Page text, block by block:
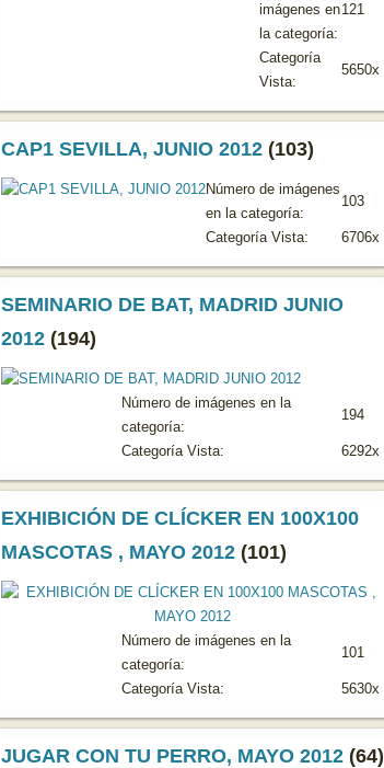
imágenes en
la categoría:
121
Categoría
Vista:
5650x
CAP1 SEVILLA, JUNIO 2012 (103)
Número de imágenes
en la categoría:
103
Categoría Vista: 6706x
SEMINARIO DE BAT, MADRID JUNIO
2012 (194)
Número de imágenes en la
categoría:
194
Categoría Vista: 6292x
EXHIBICIÓN DE CLÍCKER EN 100X100
MASCOTAS , MAYO 2012 (101)
Número de imágenes en la
categoría:
101
Categoría Vista: 5630x
JUGAR CON TU PERRO, MAYO 2012 (64)